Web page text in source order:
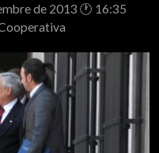
de 2013 🕐 16:35